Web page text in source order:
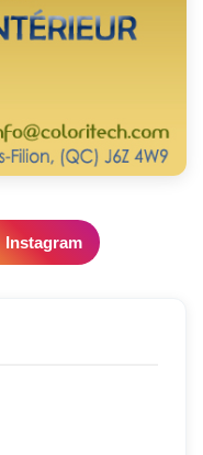
Instagram